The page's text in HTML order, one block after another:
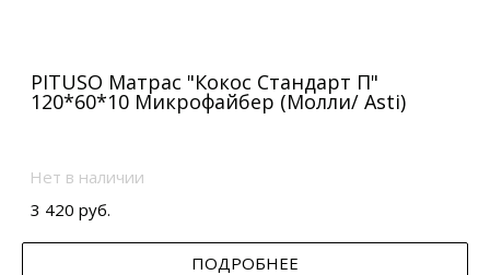
PITUSO Матрас "Кокос Стандарт П"
120*60*10 Микрофайбер (Молли/ Asti)
Нет в наличии
3 420 руб.
ПОДРОБНЕЕ